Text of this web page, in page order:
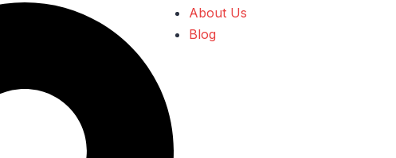
About Us
Blog